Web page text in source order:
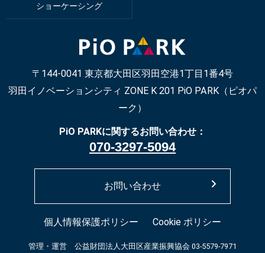
ショーケーシング
〒144-0041 東京都大田区羽田空港1丁目1番4号
羽田イノベーションシティ ZONE K 201 PiO PARK（ピオパ
ーク）
PiO PARKに関するお問い合わせ：
070-3297-5094
お問い合わせ
個人情報保護ポリシー Cookie ポリシー
管理・運営 公益財団法人大田区産業振興協会 03-5579-7971